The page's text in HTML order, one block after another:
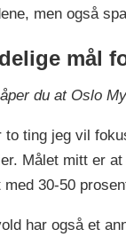
men også
mål
du at Oslo
to ting jeg vil
Målet mitt er
med 30-50
har også et